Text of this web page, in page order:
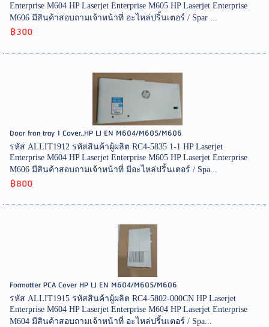
Enterprise M604 HP Laserjet Enterprise M605 HP Laserjet Enterprise
M606 มีสินค้าสอบถามเจ้าหน้าที่ อะไหล่ปริ้นเตอร์ / Spar ...
฿300
Door fron tray 1 Cover.,HP LJ EN M604/M605/M606
รหัส ALLIT1912 รหัสสินค้าผู้ผลิต RC4-5835 1-1 HP Laserjet
Enterprise M604 HP Laserjet Enterprise M605 HP Laserjet Enterprise
M606 มีสินค้าสอบถามเจ้าหน้าที่ มีอะไหล่ปริ้นเตอร์ / Spa...
฿800
Formatter PCA Cover HP LJ EN M604/M605/M606
รหัส ALLIT1915 รหัสสินค้าผู้ผลิต RC4-5802-000CN HP Laserjet
Enterprise M604 HP Laserjet Enterprise M604 HP Laserjet Enterprise
M604 มีสินค้าสอบถามเจ้าหน้าที่ อะไหล่ปริ้นเตอร์ / Spa...